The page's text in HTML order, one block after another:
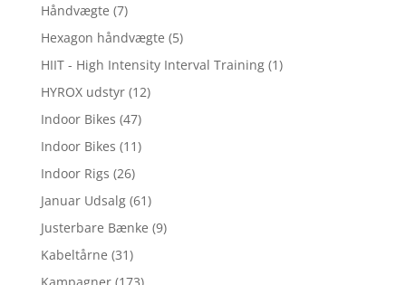
Håndvægte (7)
Hexagon håndvægte (5)
HIIT - High Intensity Interval Training (1)
HYROX udstyr (12)
Indoor Bikes (47)
Indoor Bikes (11)
Indoor Rigs (26)
Januar Udsalg (61)
Justerbare Bænke (9)
Kabeltårne (31)